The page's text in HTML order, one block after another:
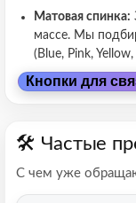
Матовая спинка:
массе. Мы
(Blue, Pink,
Кнопки для
🛠 Частые
С чем уже